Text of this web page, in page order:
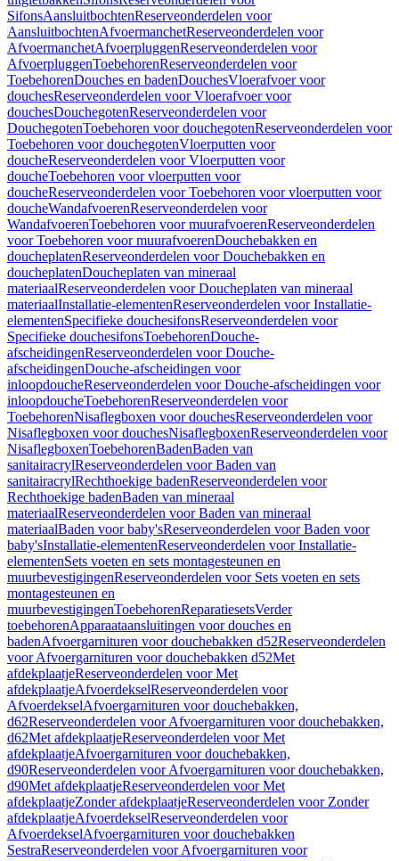
SifonsAansluitbochtenReserveonderdelen voor
AansluitbochtenAfvoermanchetReserveonderdelen voor
AfvoermanchetAfvoerpluggenReserveonderdelen voor
AfvoerpluggenToebehorenReserveonderdelen voor
ToebehorenDouches en badenDouchesVloerafvoer voor
douchesReserveonderdelen voor Vloerafvoer voor
douchesDouchegotenReserveonderdelen voor
DouchegotenToebehoren voor douchegotenReserveonderdelen voor
Toebehoren voor douchegotenVloerputten voor
doucheReserveonderdelen voor Vloerputten voor
doucheToebehoren voor vloerputten voor
doucheReserveonderdelen voor Toebehoren voor vloerputten voor
doucheWandafvoerenReserveonderdelen voor
WandafvoerenToebehoren voor muurafvoerenReserveonderdelen
voor Toebehoren voor muurafvoerenDouchebakken en
doucheplatenReserveonderdelen voor Douchebakken en
doucheplatenDoucheplaten van mineraal
materiaalReserveonderdelen voor Doucheplaten van mineraal
materiaalInstallatie-elementenReserveonderdelen voor Installatie-
elementenSpecifieke douchesifonsReserveonderdelen voor
Specifieke douchesifonsToebehorenDouche-
afscheidingenReserveonderdelen voor Douche-
afscheidingenDouche-afscheidingen voor
inloopdoucheReserveonderdelen voor Douche-afscheidingen voor
inloopdoucheToebehorenReserveonderdelen voor
ToebehorenNisaflegboxen voor douchesReserveonderdelen voor
Nisaflegboxen voor douchesNisaflegboxenReserveonderdelen voor
NisaflegboxenToebehorenBadenBaden van
sanitairacrylReserveonderdelen voor Baden van
sanitairacrylRechthoekige badenReserveonderdelen voor
Rechthoekige badenBaden van mineraal
materiaalReserveonderdelen voor Baden van mineraal
materiaalBaden voor baby'sReserveonderdelen voor Baden voor
baby'sInstallatie-elementenReserveonderdelen voor Installatie-
elementenSets voeten en sets montagesteunen en
muurbevestigingenReserveonderdelen voor Sets voeten en sets
montagesteunen en
muurbevestigingenToebehorenReparatiesetsVerder
toebehorenApparaataansluitingen voor douches en
badenAfvoergarnituren voor douchebakken d52Reserveonderdelen
voor Afvoergarnituren voor douchebakken d52Met
afdekplaatjeReserveonderdelen voor Met
afdekplaatjeAfvoerdekselReserveonderdelen voor
AfvoerdekselAfvoergarnituren voor douchebakken,
d62Reserveonderdelen voor Afvoergarnituren voor douchebakken,
d62Met afdekplaatjeReserveonderdelen voor Met
afdekplaatjeAfvoergarnituren voor douchebakken,
d90Reserveonderdelen voor Afvoergarnituren voor douchebakken,
d90Met afdekplaatjeReserveonderdelen voor Met
afdekplaatjeZonder afdekplaatjeReserveonderdelen voor Zonder
afdekplaatjeAfvoerdekselReserveonderdelen voor
AfvoerdekselAfvoergarnituren voor douchebakken
SestraReserveonderdelen voor Afvoergarnituren voor